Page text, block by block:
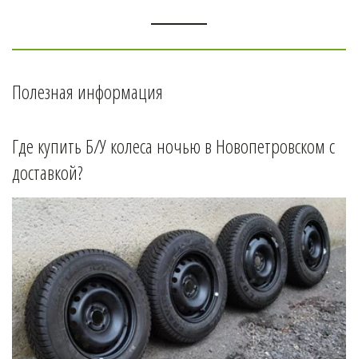
Полезная информация
Где купить Б/У колеса ночью в Новопетровском с
доставкой?